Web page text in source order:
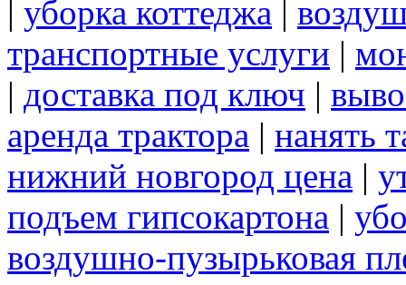
| уборка коттеджа |
транспортные услуги |
| доставка под ключ |
аренда трактора | нанять
нижний новгород цена |
подъем гипсокартона |
воздушно-пузырьковая